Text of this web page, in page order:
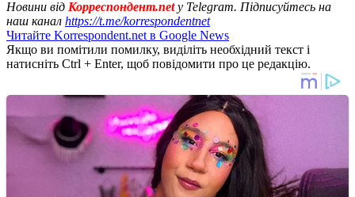
Новини від Корреспондент.netу Telegram. Підписуйтесь на
наш канал https://t.me/korrespondentnet
Читайте Korrespondent.net в Google News
Якщо ви помітили помилку, виділіть необхідний текст і
натисніть Ctrl + Enter, щоб повідомити про це редакцію.